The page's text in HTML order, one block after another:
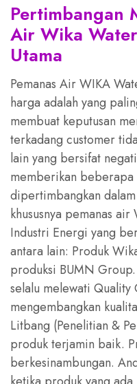
Pertimbangan
Air Wika
Utama
Pemanas Air WIKA
harga adalah yang
membuat keputusan
terkadang customer
lain yang bersifat
memberikan beberapa
dipertimbangkan
khususnya pemanas
Industri Energi yang
antara lain: Produk
produksi BUMN
selalu melewati
mengembangkan
Litbang (Penelitian &
produk terjamin baik.
berkesinambungan.